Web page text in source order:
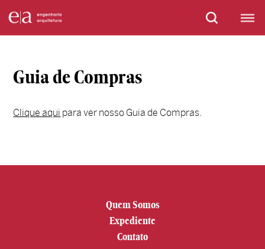
Guia de Compras
Clique aqui para ver nosso Guia de Compras.
Quem Somos
Expediente
Contato